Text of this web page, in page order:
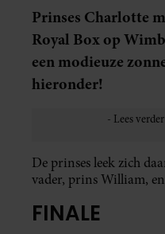
Prinses Charlotte
Royal Box op
een modieuze
hieronder!
De prinses leek zich
vader, prins William,
FINALE